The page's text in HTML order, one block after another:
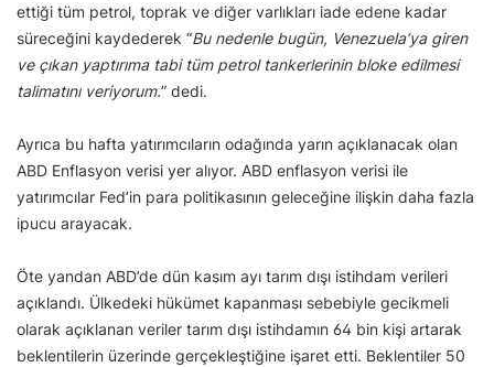
ettiği tüm petrol, toprak ve diğer varlıkları iade edene kadar
süreceğini kaydederek “Bu nedenle bugün, Venezuela’ya giren
ve çıkan yaptırıma tabi tüm petrol tankerlerinin bloke edilmesi
talimatını veriyorum.” dedi.
Ayrıca bu hafta yatırımcıların odağında yarın açıklanacak olan
ABD Enflasyon verisi yer alıyor. ABD enflasyon verisi ile
yatırımcılar Fed’in para politikasının geleceğine ilişkin daha fazla
ipucu arayacak.
Öte yandan ABD’de dün kasım ayı tarım dışı istihdam verileri
açıklandı. Ülkedeki hükümet kapanması sebebiyle gecikmeli
olarak açıklanan veriler tarım dışı istihdamın 64 bin kişi artarak
beklentilerin üzerinde gerçekleştiğine işaret etti. Beklentiler 50